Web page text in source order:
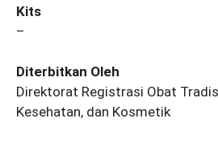
Kits
–
Diterbitkan Oleh
Direktorat Registrasi Obat
Kesehatan, dan Kosmetik